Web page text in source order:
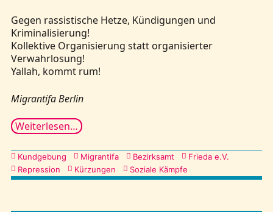
Gegen rassistische Hetze, Kündigungen und
Kriminalisierung!
​​​​​​​Kollektive Organisierung statt organisierter
Verwahrlosung!
Yallah, kommt rum!
Migrantifa Berlin
Weiterlesen…
Kategorien
Kundgebung Migrantifa Bezirksamt
Frieda e.V.
Repression
Kürzungen Soziale Kämpfe